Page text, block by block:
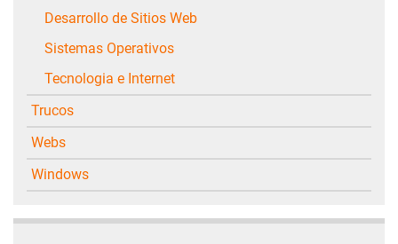
Desarrollo de Sitios Web
Sistemas Operativos
Tecnologia e Internet
Trucos
Webs
Windows